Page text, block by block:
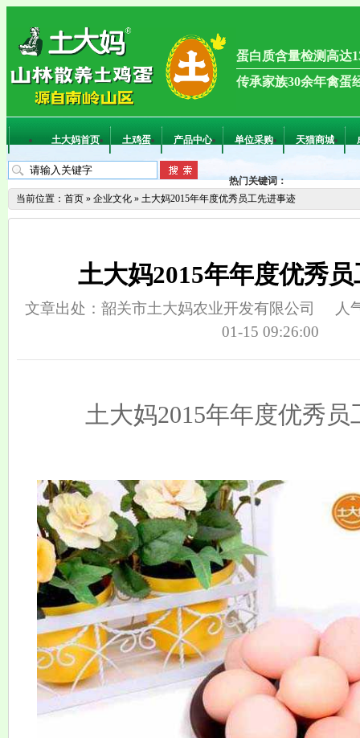
蛋白质含量检测高达
传承家族30余年禽蛋
土大妈首页 土鸡蛋 产品中心 单位采购 天猫商城
热门关键词：
当前位置： 首页 » 企业文化 » 土大妈2015年年度优秀员工先进事迹
土大妈2015年年度优秀
文章出处：韶关市土大妈农业开发有限公司
人
01-15 09:26:00
土大妈2015年年度优秀